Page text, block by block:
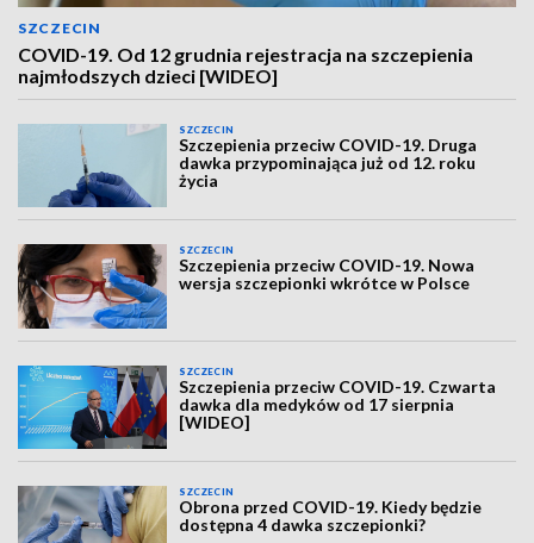
SZCZECIN
COVID-19. Od 12 grudnia rejestracja na szczepienia
najmłodszych dzieci [WIDEO]
SZCZECIN
Szczepienia przeciw COVID-19. Druga
dawka przypominająca już od 12. roku
życia
SZCZECIN
Szczepienia przeciw COVID-19. Nowa
wersja szczepionki wkrótce w Polsce
SZCZECIN
Szczepienia przeciw COVID-19. Czwarta
dawka dla medyków od 17 sierpnia
[WIDEO]
SZCZECIN
Obrona przed COVID-19. Kiedy będzie
dostępna 4 dawka szczepionki?